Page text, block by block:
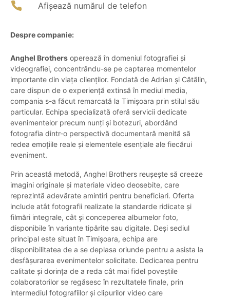
Afișează numărul de telefon
Despre companie:
Anghel Brothers operează în domeniul fotografiei și
videografiei, concentrându-se pe captarea momentelor
importante din viața clienților. Fondată de Adrian și Cătălin,
care dispun de o experiență extinsă în mediul media,
compania s-a făcut remarcată la Timișoara prin stilul său
particular. Echipa specializată oferă servicii dedicate
evenimentelor precum nunți și botezuri, abordând
fotografia dintr-o perspectivă documentară menită să
redea emoțiile reale și elementele esențiale ale fiecărui
eveniment.
Prin această metodă, Anghel Brothers reușește să creeze
imagini originale și materiale video deosebite, care
reprezintă adevărate amintiri pentru beneficiari. Oferta
include atât fotografii realizate la standarde ridicate și
filmări integrale, cât și conceperea albumelor foto,
disponibile în variante tipărite sau digitale. Deși sediul
principal este situat în Timișoara, echipa are
disponibilitatea de a se deplasa oriunde pentru a asista la
desfășurarea evenimentelor solicitate. Dedicarea pentru
calitate și dorința de a reda cât mai fidel poveștile
colaboratorilor se regăsesc în rezultatele finale, prin
intermediul fotografiilor și clipurilor video care